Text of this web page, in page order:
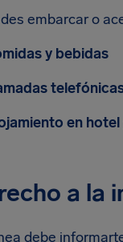
embarcar o
y bebidas
en
a la
debe